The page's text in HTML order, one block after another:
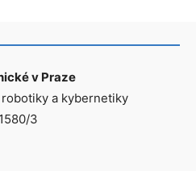
v Praze
a kybernetiky
3